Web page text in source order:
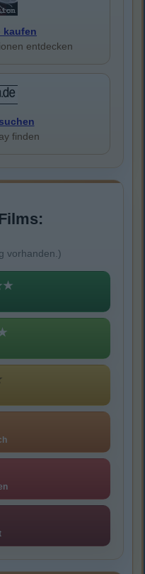
kaufen
entdecken
finden
vorhanden.)